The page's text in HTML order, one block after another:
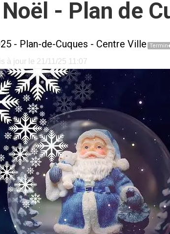
- Plan de
- Plan-de-Cuques - Centre Ville
à jour le 21/11/25 11:07